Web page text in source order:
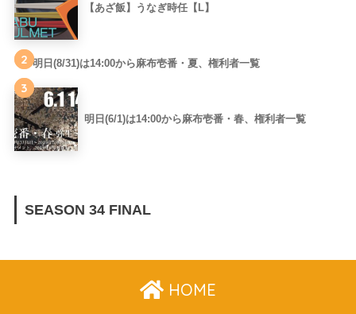
【あざ飯】うなぎ時任【L】
2 明日(8/31)は14:00から麻布壱番・夏、権利者一覧
3
明日(6/1)は14:00から麻布壱番・春、権利者一覧
SEASON 34 FINAL
HOME